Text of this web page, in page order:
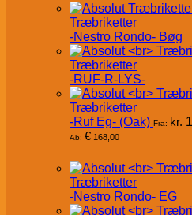
Træbriketter
-Nestro Rondo- Bøg
Træbriketter
-RUF-R-LYS-
Træbriketter
-Ruf Eg- (Oak) Fra: kr.
Ab: € 168,00
Træbriketter
-Nestro Rondo- EG